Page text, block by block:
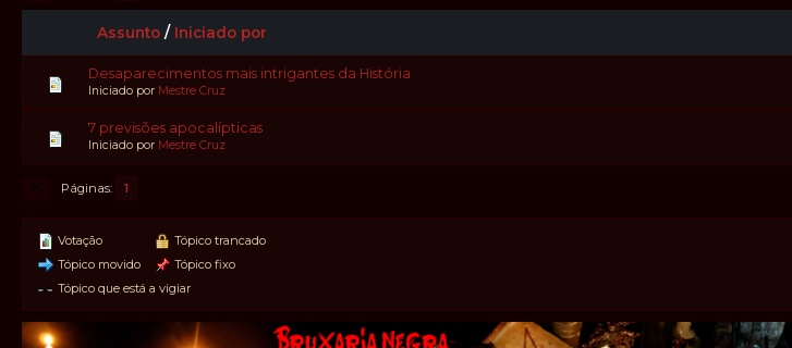
Assunto / Iniciado por
Desaparecimentos mais intrigantes da História
Iniciado por Mestre Cruz
7 previsões apocalípticas
Iniciado por Mestre Cruz
Páginas 1
Votação
Tópico movido
Tópico trancado
Tópico fixo
Tópico que está a vigiar